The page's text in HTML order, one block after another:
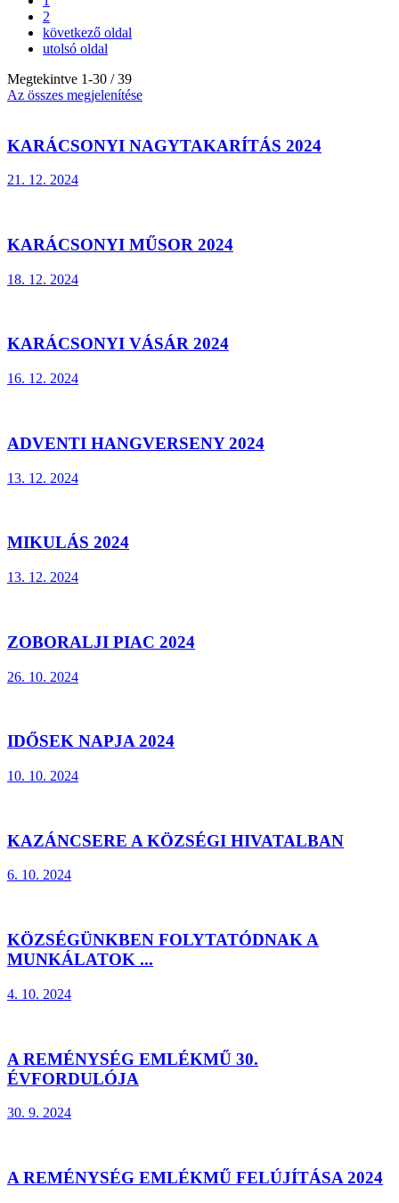
2
következő oldal
utolsó oldal
Megtekintve 1-30 / 39
Az összes megjelenítése
KARÁCSONYI NAGYTAKARÍTÁS 2024
21. 12. 2024
KARÁCSONYI MŰSOR 2024
18. 12. 2024
KARÁCSONYI VÁSÁR 2024
16. 12. 2024
ADVENTI HANGVERSENY 2024
13. 12. 2024
MIKULÁS 2024
13. 12. 2024
ZOBORALJI PIAC 2024
26. 10. 2024
IDŐSEK NAPJA 2024
10. 10. 2024
KAZÁNCSERE A KÖZSÉGI HIVATALBAN
6. 10. 2024
KÖZSÉGÜNKBEN FOLYTATÓDNAK A
MUNKÁLATOK ...
4. 10. 2024
A REMÉNYSÉG EMLÉKMŰ 30.
ÉVFORDULÓJA
30. 9. 2024
A REMÉNYSÉG EMLÉKMŰ FELÚJÍTÁSA 2024